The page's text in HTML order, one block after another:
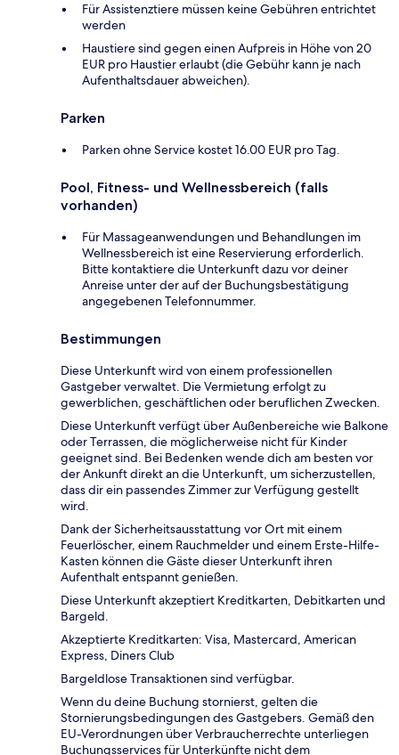
Für Assistenztiere müssen keine Gebühren entrichtet
werden
Haustiere sind gegen einen Aufpreis in Höhe von 20
EUR pro Haustier erlaubt (die Gebühr kann je nach
Aufenthaltsdauer abweichen).
Parken
Parken ohne Service kostet 16.00 EUR pro Tag.
Pool, Fitness- und Wellnessbereich (falls
vorhanden)
Für Massageanwendungen und Behandlungen im
Wellnessbereich ist eine Reservierung erforderlich.
Bitte kontaktiere die Unterkunft dazu vor deiner
Anreise unter der auf der Buchungsbestätigung
angegebenen Telefonnummer.
Bestimmungen
Diese Unterkunft wird von einem professionellen
Gastgeber verwaltet. Die Vermietung erfolgt zu
gewerblichen, geschäftlichen oder beruflichen Zwecken.
Diese Unterkunft verfügt über Außenbereiche wie Balkone
oder Terrassen, die möglicherweise nicht für Kinder
geeignet sind. Bei Bedenken wende dich am besten vor
der Ankunft direkt an die Unterkunft, um sicherzustellen,
dass dir ein passendes Zimmer zur Verfügung gestellt
wird.
Dank der Sicherheitsausstattung vor Ort mit einem
Feuerlöscher, einem Rauchmelder und einem Erste-Hilfe-
Kasten können die Gäste dieser Unterkunft ihren
Aufenthalt entspannt genießen.
Diese Unterkunft akzeptiert Kreditkarten, Debitkarten und
Bargeld.
Akzeptierte Kreditkarten: Visa, Mastercard, American
Express, Diners Club
Bargeldlose Transaktionen sind verfügbar.
Wenn du deine Buchung stornierst, gelten die
Stornierungsbedingungen des Gastgebers. Gemäß den
EU-Verordnungen über Verbraucherrechte unterliegen
Buchungsservices für Unterkünfte nicht dem